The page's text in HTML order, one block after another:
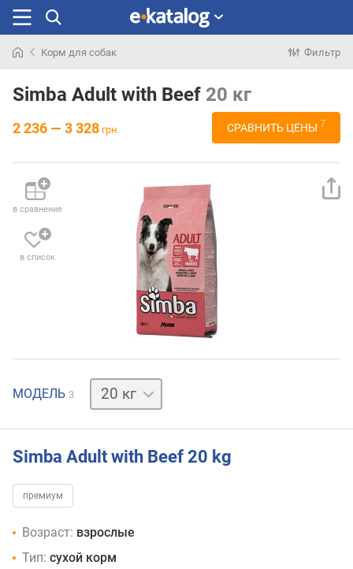
раньше
Корм для собак Фильтр
Simba Adult with Beef 20 кг
2 236 — 3 328 грн. СРАВНИТЬ ЦЕНЫ 7
в сравнение
в список
МОДЕЛЬ 3
4 кг 10 кг
Simba Adult with Beef 20 kg
премиум
Возраст: взрослые
Тип: сухой корм